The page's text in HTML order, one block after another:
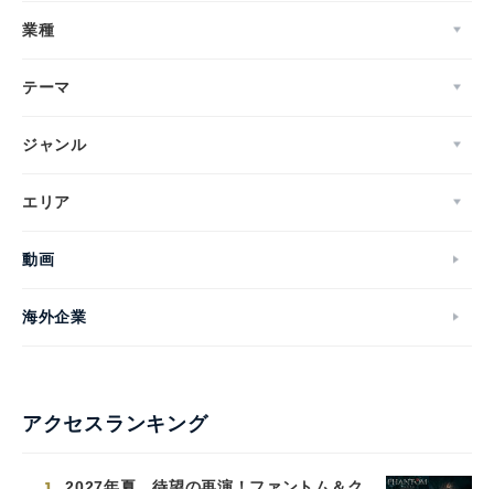
業種
テーマ
ジャンル
エリア
動画
海外企業
アクセスランキング